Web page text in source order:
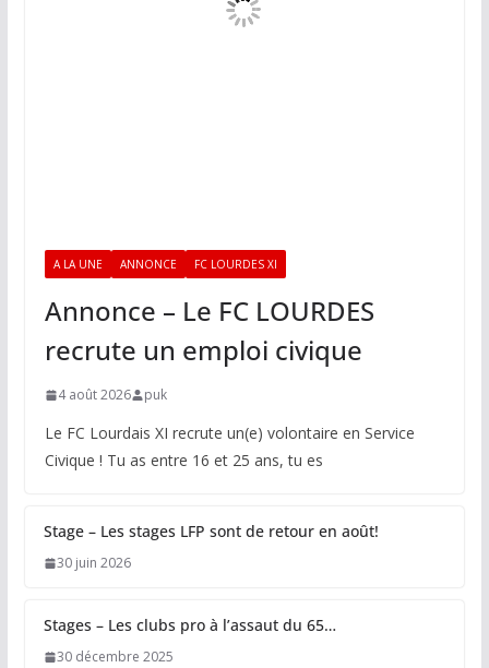
A LA UNE ANNONCE FC LOURDES XI
Annonce – Le FC LOURDES
recrute un emploi civique
4 août 2026 puk
Le FC Lourdais XI recrute un(e) volontaire en Service
Civique ! Tu as entre 16 et 25 ans, tu es
Stage – Les stages LFP sont de retour en août!
30 juin 2026
Stages – Les clubs pro à l’assaut du 65…
30 décembre 2025